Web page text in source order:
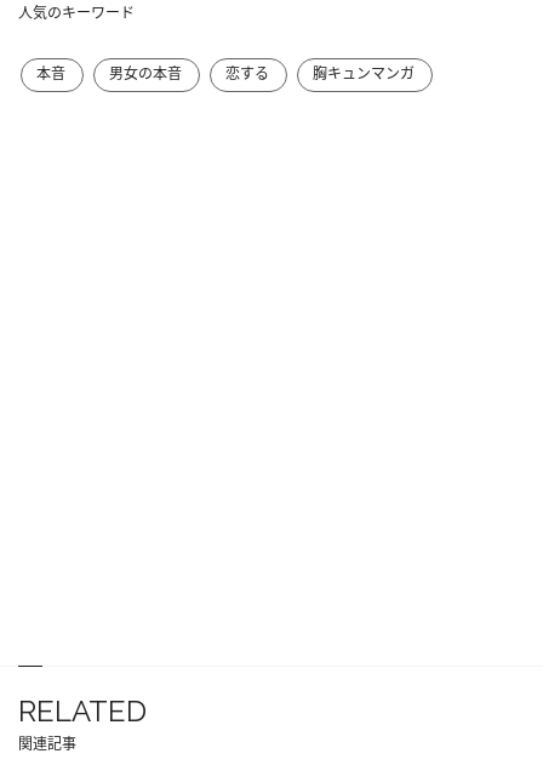
人気のキーワード
本音 男女の本音 恋する 胸キュンマンガ
RELATED
関連記事